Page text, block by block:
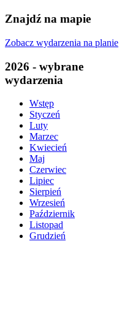
Znajdź na mapie
Zobacz wydarzenia na planie
2026 - wybrane
wydarzenia
Wstęp
Styczeń
Luty
Marzec
Kwiecień
Maj
Czerwiec
Lipiec
Sierpień
Wrzesień
Październik
Listopad
Grudzień